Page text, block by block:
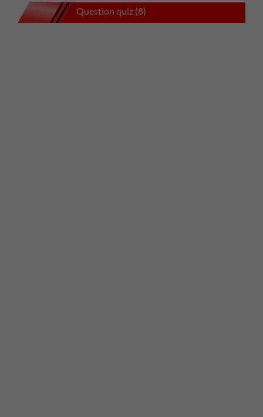
Question quiz (8)